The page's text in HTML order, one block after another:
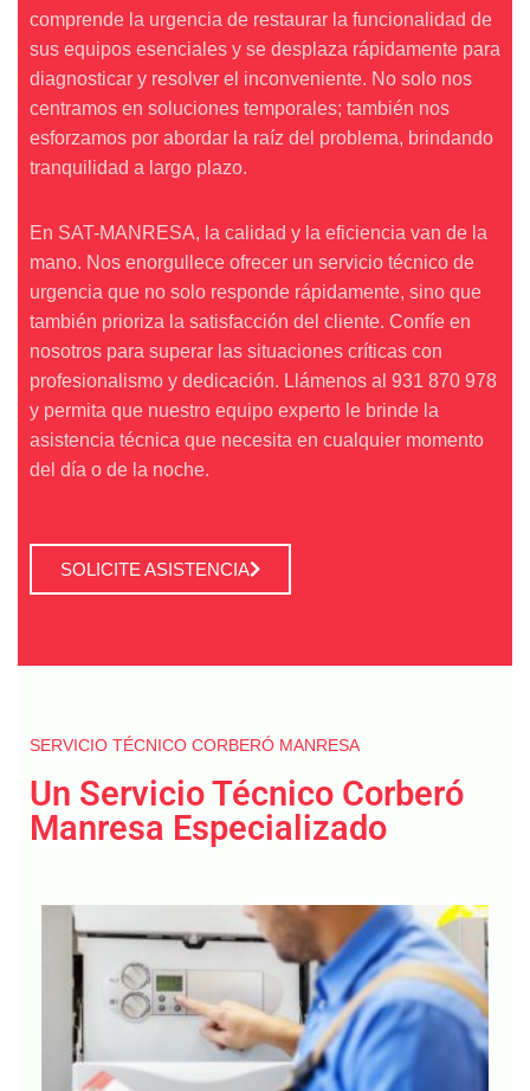
comprende la urgencia de restaurar la funcionalidad de
sus equipos esenciales y se desplaza rápidamente para
diagnosticar y resolver el inconveniente. No solo nos
centramos en soluciones temporales; también nos
esforzamos por abordar la raíz del problema, brindando
tranquilidad a largo plazo.
En SAT-MANRESA, la calidad y la eficiencia van de la
mano. Nos enorgullece ofrecer un servicio técnico de
urgencia que no solo responde rápidamente, sino que
también prioriza la satisfacción del cliente. Confíe en
nosotros para superar las situaciones críticas con
profesionalismo y dedicación. Llámenos al 931 870 978
y permita que nuestro equipo experto le brinde la
asistencia técnica que necesita en cualquier momento
del día o de la noche.
SOLICITE ASISTENCIA
SERVICIO TÉCNICO CORBERÓ MANRESA
Un Servicio Técnico Corberó
Manresa Especializado